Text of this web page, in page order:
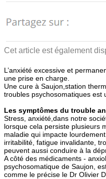
Cet article est également
L’anxiété excessive et
une prise en charge.
Une cure à Saujon,station
troubles psychosomatiques est
Les symptômes du trouble
Stress, anxiété,dans notre
lorsque cela persiste plusieurs
maladie qui impacte
irritabilité, fatigue invalidante,
peuvent aussi conduire à la
A côté des médicaments -
psychosomatique de Saujon,
comme le précise le Dr Olivier